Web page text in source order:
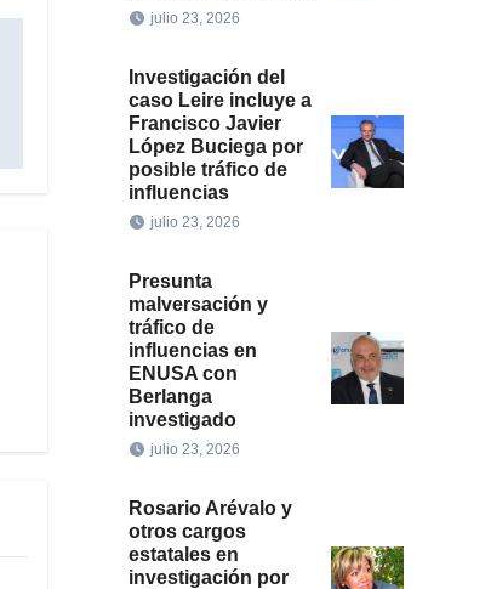
julio 23, 2026
Investigación del
caso Leire incluye a
Francisco Javier
López Buciega por
posible tráfico de
influencias
julio 23, 2026
Presunta
malversación y
tráfico de
influencias en
ENUSA con
Berlanga
investigado
julio 23, 2026
Rosario Arévalo y
otros cargos
estatales en
investigación por